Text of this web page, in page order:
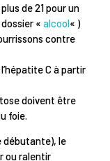
de 21 pour un
« alcool« )
contre
C à partir
doivent être
foie.
débutante), le
ou ralentir